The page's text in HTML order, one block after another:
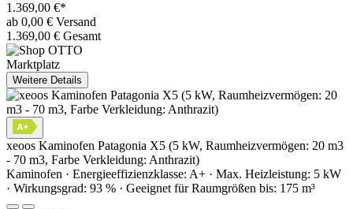
1.369,00 €*
ab 0,00 € Versand
1.369,00 € Gesamt
Marktplatz
Weitere Details
xeoos Kaminofen Patagonia X5 (5 kW, Raumheizvermögen: 20 m3
- 70 m3, Farbe Verkleidung: Anthrazit)
Kaminofen · Energieeffizienzklasse: A+ · Max. Heizleistung: 5 kW
· Wirkungsgrad: 93 % · Geeignet für Raumgrößen bis: 175 m³